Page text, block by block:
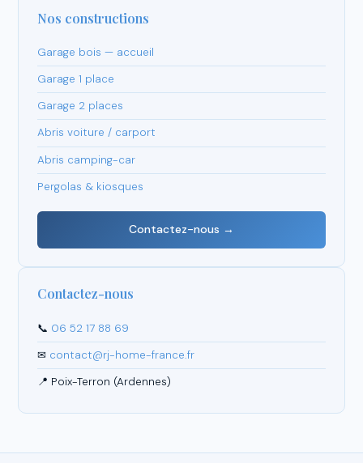
Nos constructions
Garage bois — accueil
Garage 1 place
Garage 2 places
Abris voiture / carport
Abris camping-car
Pergolas & kiosques
Contactez-nous →
Contactez-nous
📞 06 52 17 88 69
✉ contact@rj-home-france.fr
📍 Poix-Terron (Ardennes)